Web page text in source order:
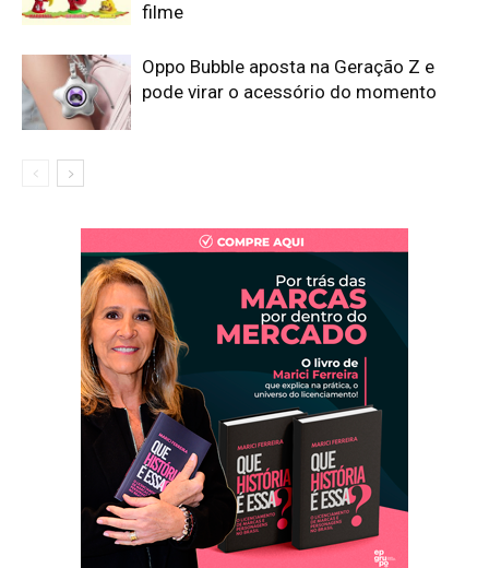
filme
Oppo Bubble aposta na Geração Z e
pode virar o acessório do momento